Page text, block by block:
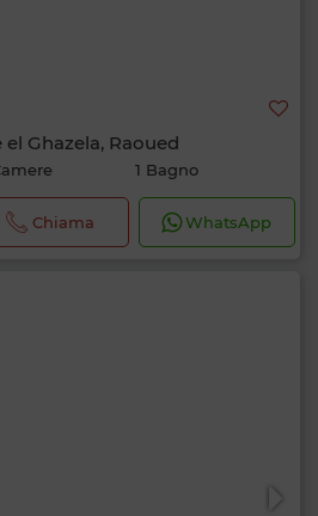
Ghazela, Raoued
1 Bagno
Chiama WhatsApp